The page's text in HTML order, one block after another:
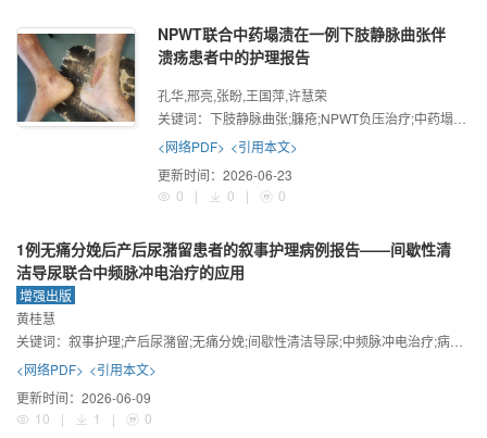
NPWT联合中药塌渍在一例下肢静脉曲张伴
溃疡患者中的护理报告
孔华,邢亮,张盼,王国萍,许慧荣
关键词： 下肢静脉曲张;臁疮;NPWT负压治疗;中药塌渍;分段护理;创面愈合
<网络PDF> <引用本文>
更新时间： 2026-06-23
0
| 0 | 0
1例无痛分娩后产后尿潴留患者的叙事护理病例报告——间歇性清
洁导尿联合中频脉冲电治疗的应用
增强出版
黄桂慧
关键词： 叙事护理;产后尿潴留;无痛分娩;间歇性清洁导尿;中频脉冲电治疗;病例报告
<网络PDF> <引用本文>
更新时间： 2026-06-09
10
| 1 | 0